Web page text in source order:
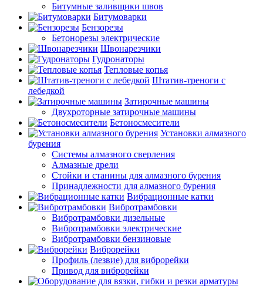
Битумные заливщики швов
Битумоварки
Бензорезы
Бетонорезы электрические
Швонарезчики
Гудронаторы
Тепловые копья
Штатив-треноги с
лебедкой
Затирочные машины
Двухроторные затирочные машины
Бетоносмесители
Установки алмазного
бурения
Системы алмазного сверления
Алмазные дрели
Стойки и станины для алмазного бурения
Принадлежности для алмазного бурения
Вибрационные катки
Вибротрамбовки
Вибротрамбовки дизельные
Вибротрамбовки электрические
Вибротрамбовки бензиновые
Виброрейки
Профиль (лезвие) для виброрейки
Привод для виброрейки